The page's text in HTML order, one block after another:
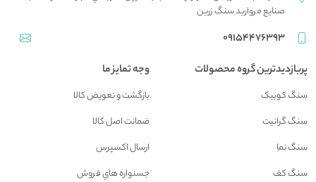
صنايع مرواريد سنگ زرين
09154476393
پربازدیدترین گروه محصولات
سنگ کوبیک
سنگ گرانیت
سنگ نما
سنگ کف
وجه تمایز ما
بازگشت و تعويض کالا
ضمانت اصل کالا
ارسال اکسپرس
جسنواره هاي فروش